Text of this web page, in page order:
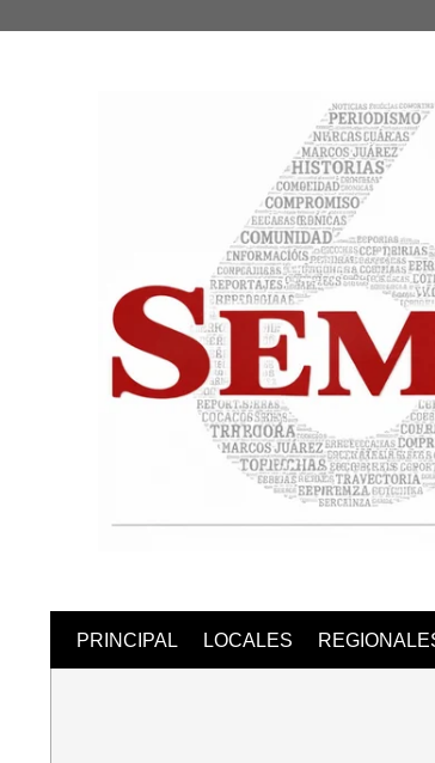
Digital
PRINCIPAL LOCALES